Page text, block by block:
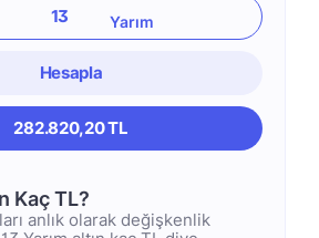
Hesapla
282.820,20 TL
Kaç TL?
anlık olarak değişkenlik